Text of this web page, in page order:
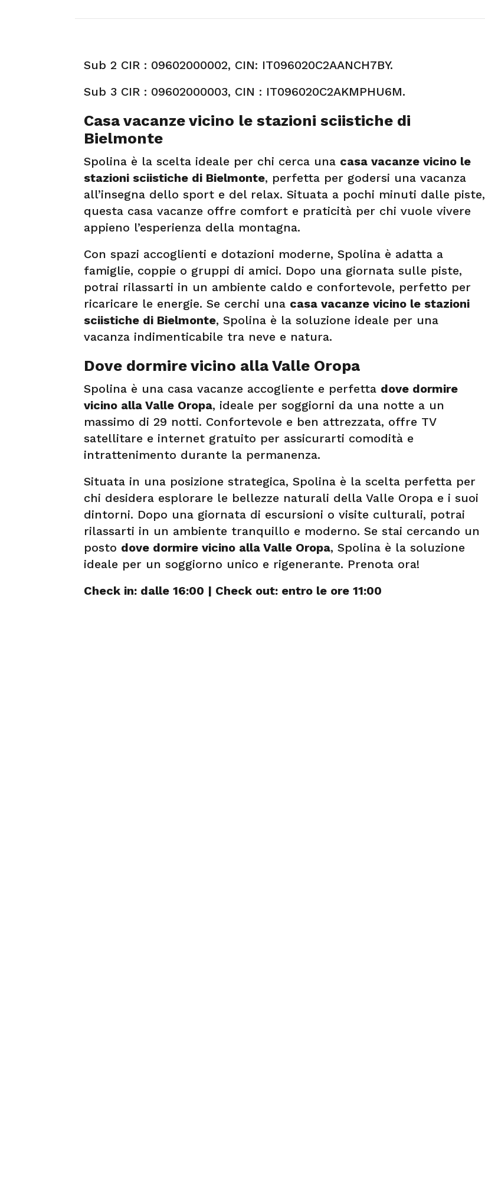
Sub 2 CIR : 09602000002, CIN: IT096020C2AANCH7BY.
Sub 3 CIR : 09602000003, CIN : IT096020C2AKMPHU6M.
Casa vacanze vicino le stazioni sciistiche di
Bielmonte
Spolina è la scelta ideale per chi cerca una casa vacanze vicino le
stazioni sciistiche di Bielmonte, perfetta per godersi una vacanza
all’insegna dello sport e del relax. Situata a pochi minuti dalle piste,
questa casa vacanze offre comfort e praticità per chi vuole vivere
appieno l’esperienza della montagna.
Con spazi accoglienti e dotazioni moderne, Spolina è adatta a
famiglie, coppie o gruppi di amici. Dopo una giornata sulle piste,
potrai rilassarti in un ambiente caldo e confortevole, perfetto per
ricaricare le energie. Se cerchi una casa vacanze vicino le stazioni
sciistiche di Bielmonte, Spolina è la soluzione ideale per una
vacanza indimenticabile tra neve e natura.
Dove dormire vicino alla Valle Oropa
Spolina è una casa vacanze accogliente e perfetta dove dormire
vicino alla Valle Oropa, ideale per soggiorni da una notte a un
massimo di 29 notti. Confortevole e ben attrezzata, offre TV
satellitare e internet gratuito per assicurarti comodità e
intrattenimento durante la permanenza.
Situata in una posizione strategica, Spolina è la scelta perfetta per
chi desidera esplorare le bellezze naturali della Valle Oropa e i suoi
dintorni. Dopo una giornata di escursioni o visite culturali, potrai
rilassarti in un ambiente tranquillo e moderno. Se stai cercando un
posto dove dormire vicino alla Valle Oropa, Spolina è la soluzione
ideale per un soggiorno unico e rigenerante. Prenota ora!
Check in: dalle 16:00 | Check out: entro le ore 11:00